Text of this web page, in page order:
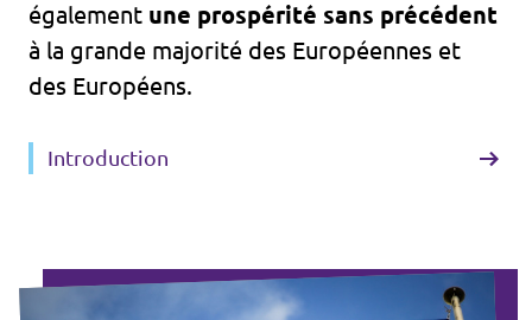
également une prospérité sans précédent
à la grande majorité des Européennes et
des Européens.
Introduction